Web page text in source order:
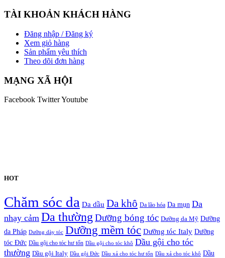
TÀI KHOẢN KHÁCH HÀNG
Đăng nhập / Đăng ký
Xem giỏ hàng
Sản phẩm yêu thích
Theo dõi đơn hàng
MẠNG XÃ HỘI
Facebook TwitterYoutube
HOT
Chăm sóc da Da dầu Da khô Da lão hóa Da mụn Da
nhạy cảm Da thường Dưỡng bóng tóc Dưỡng da Mỹ Dưỡng
da Pháp Dưỡng dày tóc Dưỡng mềm tóc Dưỡng tóc Italy Dưỡng
tóc Đức Dầu gội cho tóc hư tổn Dầu gội cho tóc khô Dầu gội cho tóc
thường Dầu gội Italy Dầu gội Đức Dầu xả cho tóc hư tổn Dầu xả cho tóc khô Dầu